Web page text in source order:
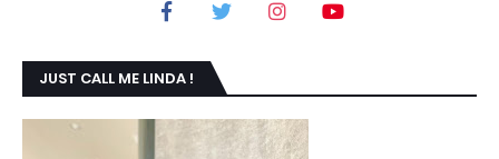
JUST CALL ME LINDA !